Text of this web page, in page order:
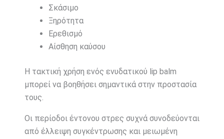
Σκάσιμο
Ξηρότητα
Ερεθισμό
Αίσθηση καύσου
Η τακτική χρήση ενός ενυδατικού lip balm
μπορεί να βοηθήσει σημαντικά στην προστασία
τους.
Οι περίοδοι έντονου στρες συχνά συνοδεύονται
από έλλειψη συγκέντρωσης και μειωμένη